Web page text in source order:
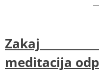
Zakaj
meditacija